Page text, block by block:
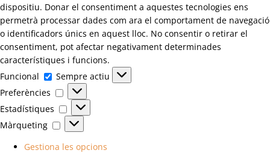
dispositiu. Donar el consentiment a aquestes tecnologies ens
permetrà processar dades com ara el comportament de navegació
o identificadors únics en aquest lloc. No consentir o retirar el
consentiment, pot afectar negativament determinades
característiques i funcions.
Funcional
Funcional
Sempre actiu
Preferències
Preferències
Estadístiques
Estadístiques
Màrqueting
Màrqueting
Gestiona les opcions